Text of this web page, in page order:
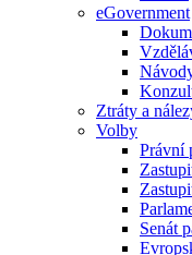
eGovernment
Ztráty a
Volby
Právní
Senát